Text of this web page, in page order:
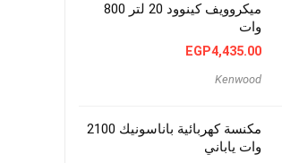
ميكروويف كينوود 20 لتر 800
وات
EGP4,435.00
Kenwood
مكنسة كهربائية باناسونيك 2100
وات ياباني